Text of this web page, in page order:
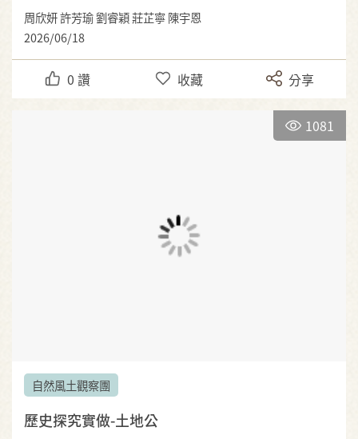
周欣妍 許芳瑜 劉睿穎 莊芷寧 陳宇恩
2026/06/18
0 讚 收藏 分享
1081
自然風土觀察團
歷史探究實做-土地公